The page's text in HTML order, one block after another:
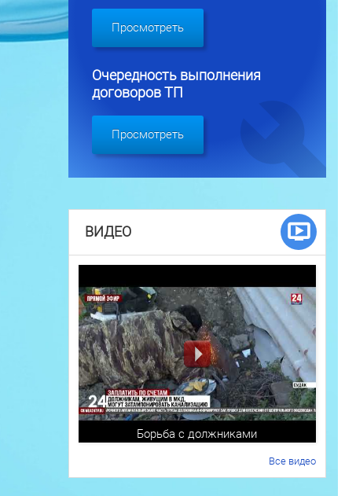
Просмотреть
Очередность выполнения
договоров ТП
Просмотреть
ВИДЕО
Борьба с должниками
Все видео